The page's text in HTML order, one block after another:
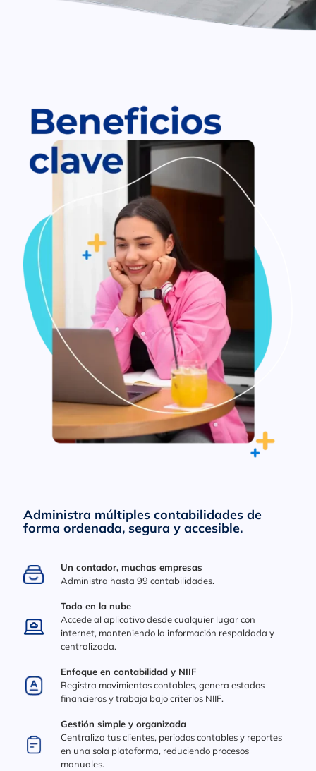
Administra múltiples contabilidades de
forma ordenada, segura y accesible.
Un contador, muchas empresas
Administra hasta 99 contabilidades.
Todo en la nube
Accede al aplicativo desde cualquier lugar con
internet, manteniendo la información respaldada y
centralizada.
Enfoque en contabilidad y NIIF
Registra movimientos contables, genera estados
financieros y trabaja bajo criterios NIIF.
Gestión simple y organizada
Centraliza tus clientes, periodos contables y reportes
en una sola plataforma, reduciendo procesos
manuales.